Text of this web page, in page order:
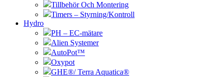
Tillbehör Och Montering
Timers – Styrning/Kontroll
Hydro
PH – EC-mätare
Alien Systemer
AutoPot™
Oxypot
GHE®/ Terra Aquatica®